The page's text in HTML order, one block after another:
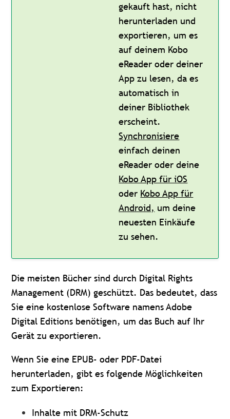
gekauft hast, nicht
herunterladen und
exportieren, um es
auf deinem Kobo
eReader oder deiner
App zu lesen, da es
automatisch in
deiner Bibliothek
erscheint.
Synchronisiere
einfach deinen
eReader oder deine
Kobo App für iOS
oder Kobo App für
Android, um deine
neuesten Einkäufe
zu sehen.
Die meisten Bücher sind durch Digital Rights
Management (DRM) geschützt. Das bedeutet, dass
Sie eine kostenlose Software namens Adobe
Digital Editions benötigen, um das Buch auf Ihr
Gerät zu exportieren.
Wenn Sie eine EPUB- oder PDF-Datei
herunterladen, gibt es folgende Möglichkeiten
zum Exportieren:
Inhalte mit DRM-Schutz